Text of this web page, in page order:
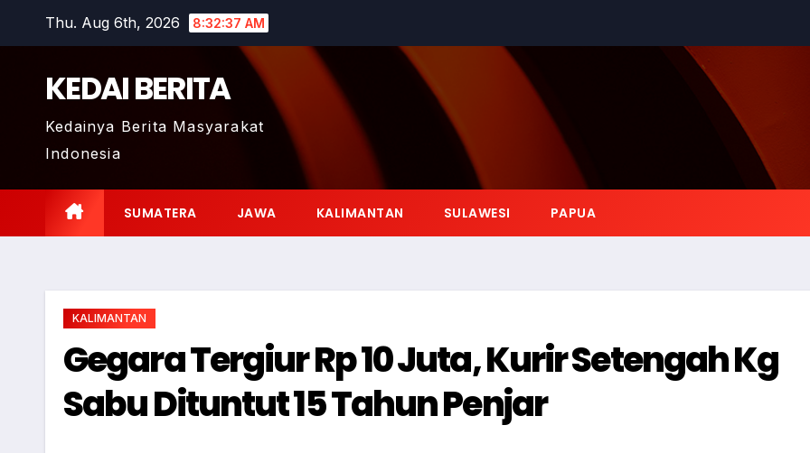
Thu. Aug 6th, 2026 8:32:38 AM
KEDAI BERITA
Kedainya Berita Masyarakat
Indonesia
SUMATERA JAWA KALIMANTAN SULAWESI PAPUA
KALIMANTAN
Gegara Tergiur Rp 10 Juta, Kurir Setengah Kg
Sabu Dituntut 15 Tahun Penjar